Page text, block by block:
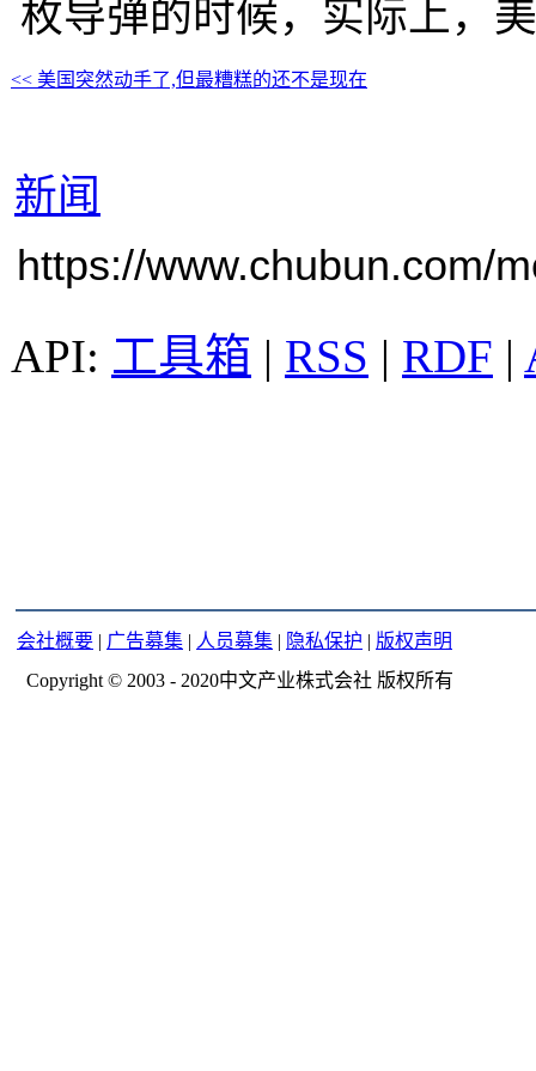
枚导弹的时候，实际上，
<< 美国突然动手了,但最糟糕的还不是现在
新闻
https://www.chubun.com/
工具箱 | RSS | RDF |
会社概要 | 广告募集 | 人员募集 | 隐私保护 | 版权声明
Copyright © 2003 - 2020中文产业株式会社 版权所有